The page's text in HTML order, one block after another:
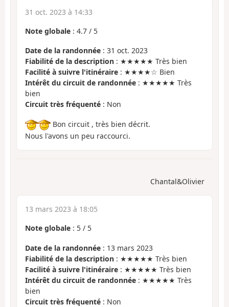
31 oct. 2023 à 14:33
Note globale : 4.7 / 5
Date de la randonnée : 31 oct. 2023
Fiabilité de la description : ★★★★★ Très bien
Facilité à suivre l'itinéraire : ★★★★☆ Bien
Intérêt du circuit de randonnée : ★★★★★ Très
bien
Circuit très fréquenté : Non
Bon circuit , très bien décrit.
Nous l'avons un peu raccourci.
Chantal&Olivier
13 mars 2023 à 18:05
Note globale : 5 / 5
Date de la randonnée : 13 mars 2023
Fiabilité de la description : ★★★★★ Très bien
Facilité à suivre l'itinéraire : ★★★★★ Très bien
Intérêt du circuit de randonnée : ★★★★★ Très
bien
Circuit très fréquenté : Non